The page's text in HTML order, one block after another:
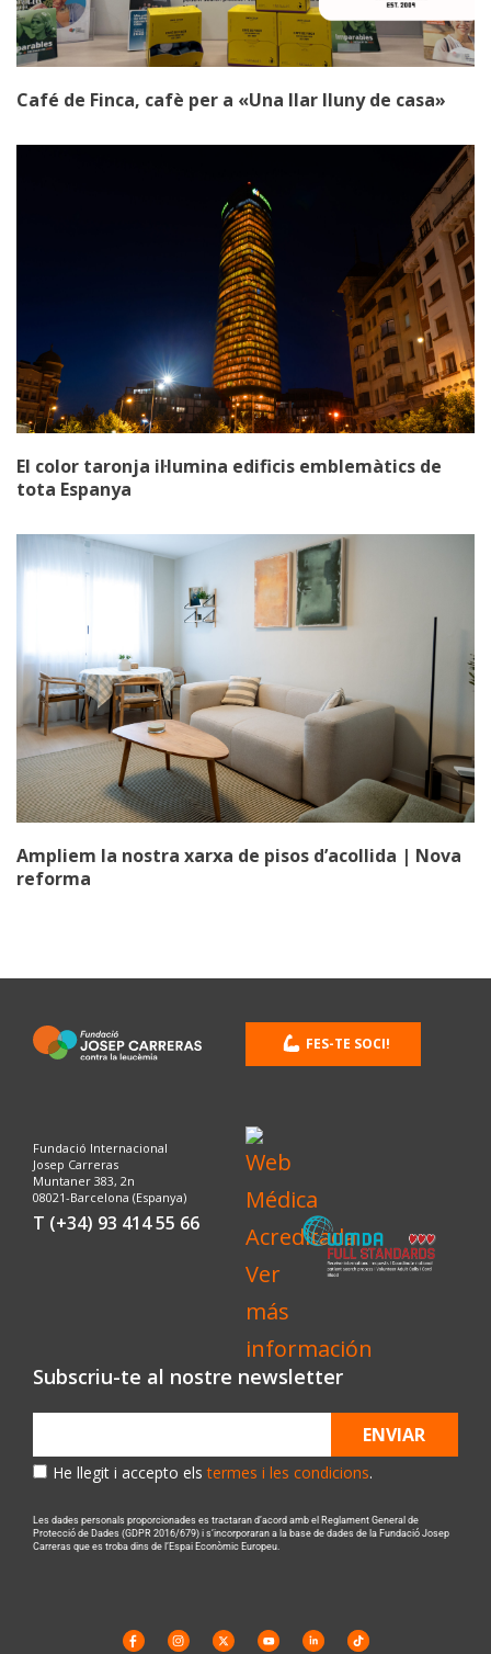
Café de Finca, cafè per a «Una llar lluny de casa»
El color taronja il·lumina edificis emblemàtics de
tota Espanya
Ampliem la nostra xarxa de pisos d’acollida | Nova
reforma
Fundació Internacional
Josep Carreras
Muntaner 383, 2n
08021-Barcelona (Espanya)
T (+34) 93 414 55 66
FES-TE SOCI!
Subscriu-te al nostre newsletter
He llegit i accepto elstermes i les condicions.
ENVIAR
Les dades personals proporcionades es tractaran d’acord amb el Reglament General de
Protecció de Dades (GDPR 2016/679) i s’incorporaran a la base de dades de la Fundació Josep
Carreras que es troba dins de l’Espai Econòmic Europeu.